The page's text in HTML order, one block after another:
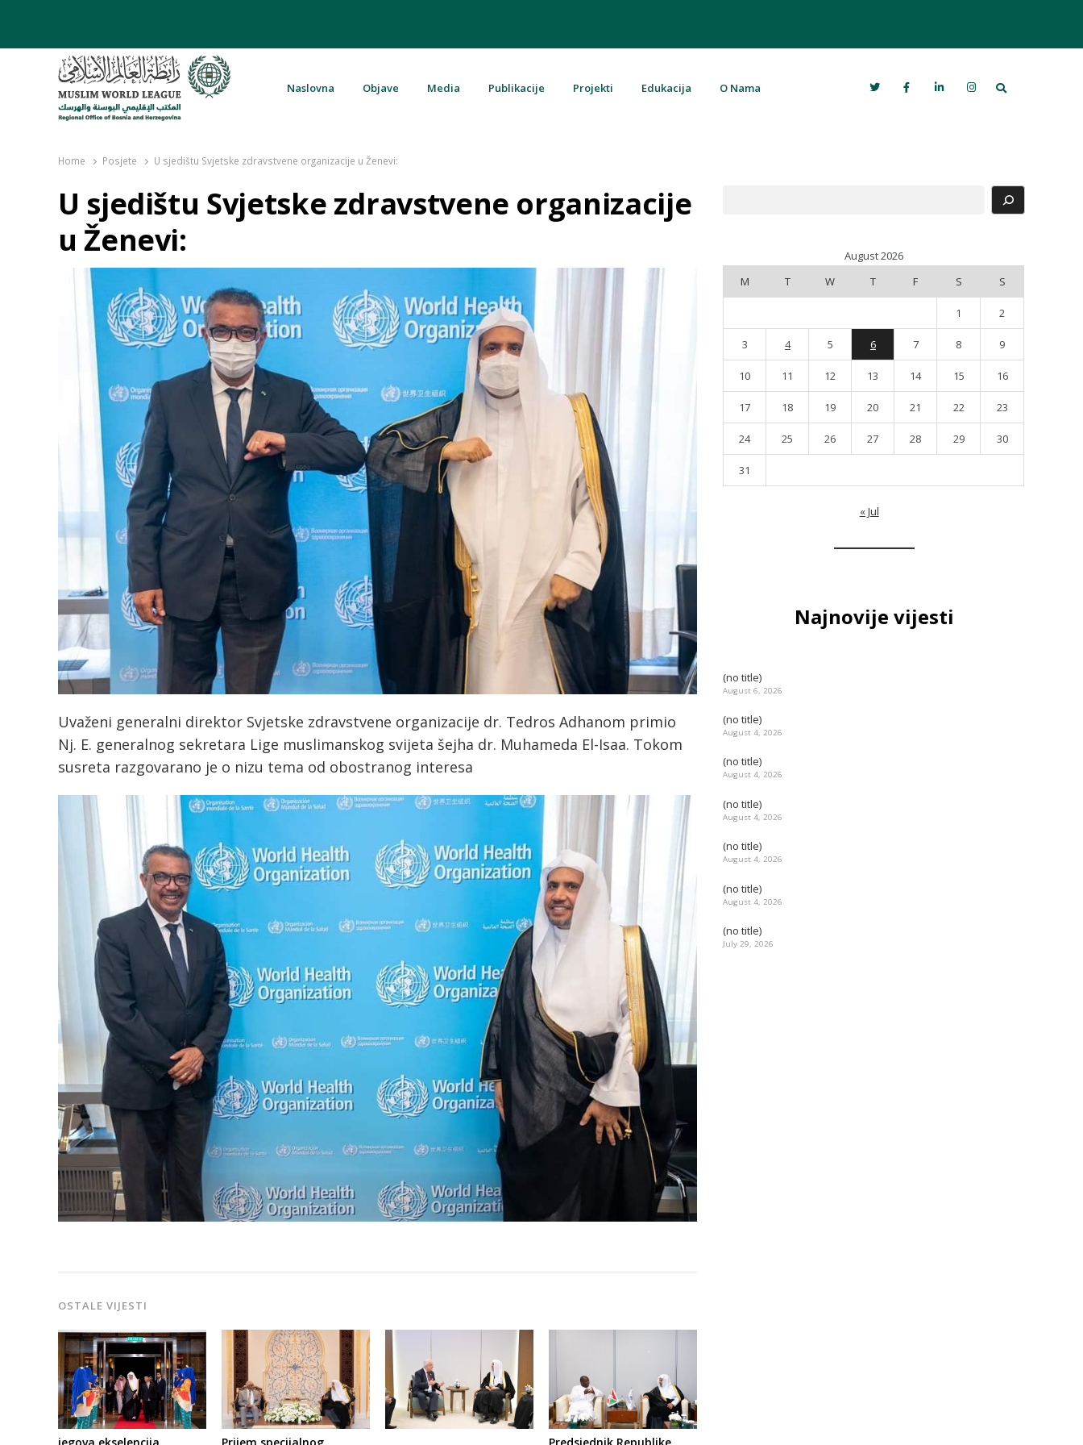
Naslovna Objave Media Publikacije Projekti Edukacija O Nama Search
Home Posjete U sjedištu Svjetske zdravstvene organizacije u Ženevi:
U sjedištu Svjetske zdravstvene organizacije
u Ženevi:
Uvaženi generalni direktor Svjetske zdravstvene organizacije dr. Tedros Adhanom primio
Nj. E. generalnog sekretara Lige muslimanskog svijeta šejha dr. Muhameda El-Isaa. Tokom
susreta razgovarano je o nizu tema od obostranog interesa
OSTALE VIJESTI
August 2026
M
T W T F S S
1 2
3 4 5 6 7 8 9
10 11 12 13 14 15 16
17 18 19 20 21 22 23
24 25 26 27 28 29 30
31
« Jul
Najnovije vijesti
(no title)
August 6, 2026
(no title)
August 4, 2026
(no title)
August 4, 2026
(no title)
August 4, 2026
(no title)
August 4, 2026
(no title)
August 4, 2026
(no title)
July 29, 2026